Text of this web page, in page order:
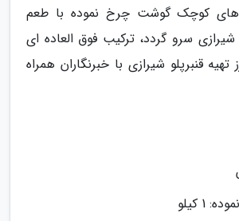
های کوچک گوشت چرخ نموده با طعم
سرو گردد، ترکیب فوق العاده ای
قنبرپلو شیرازی با خبرنگاران همراه
کیلو